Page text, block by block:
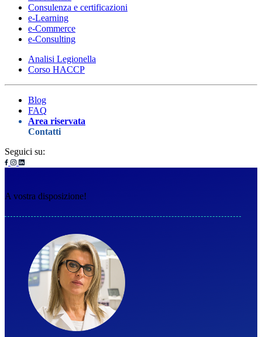
Consulenza e certificazioni
e-Learning
e-Commerce
e-Consulting
Analisi Legionella
Corso HACCP
Blog
FAQ
Area riservata
Contatti
Seguici su:
A vostra disposizione!